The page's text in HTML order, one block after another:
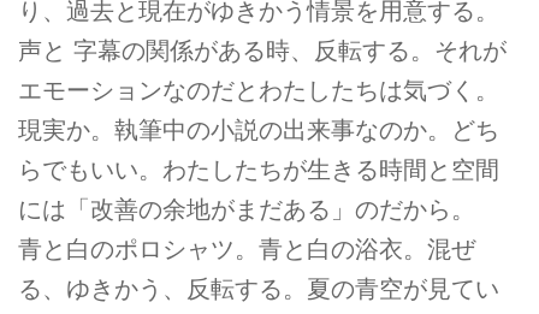
り、過去と現在がゆきかう情景を用意する。
声と 字幕の関係がある時、反転する。それが
エモーションなのだとわたしたちは気づく。
現実か。執筆中の小説の出来事なのか。どち
らでもいい。わたしたちが生きる時間と空間
には「改善の余地がまだある」のだから。
青と白のポロシャツ。青と白の浴衣。混ぜ
る、ゆきかう、反転する。夏の青空が見てい